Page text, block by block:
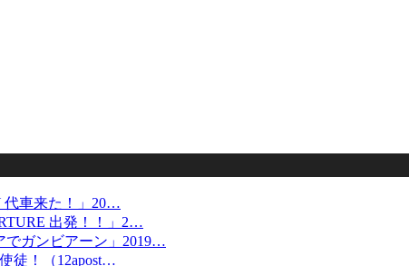
代車来た！」20…
出発！！」2…
でガンビアーン」2019…
徒！（12apost…